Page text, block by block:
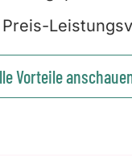
Vorteile